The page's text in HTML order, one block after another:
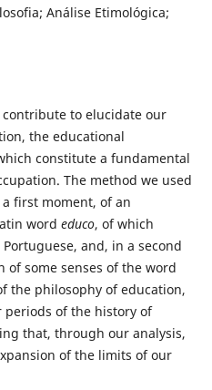
Análise Etimológica;
to elucidate our
the educational
constitute a fundamental
The method we used
first moment, of an
word educo, of which
and, in a second
some senses of the word
the philosophy of education,
of the history of
that, through our analysis,
of the limits of our